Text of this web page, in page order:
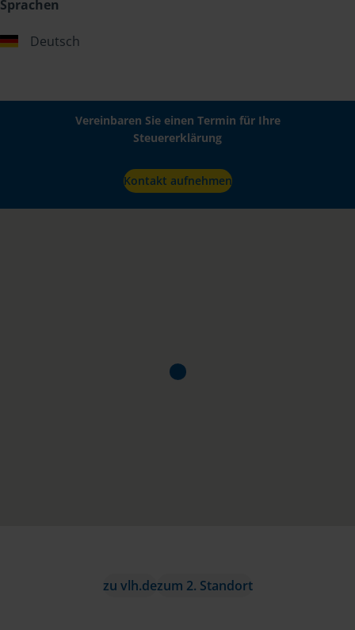
Sprachen
Deutsch
Vereinbaren Sie einen Termin für Ihre
Steuererklärung
Kontakt aufnehmen
zu vlh.dezum 2. Standort